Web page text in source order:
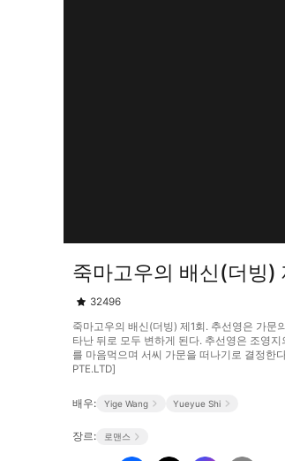
죽마고우의 배신(더빙)
32496
죽마고우의 배신(더빙) 제1회. 추선영은 가
타난 뒤로 모두 변하게 된다. 추선영은 조영
를 마음먹으며 서씨 가문을 떠나기로 결정한
PTE.LTD]
배우: Yige Wang Yueyue Shi
장르: 로맨스